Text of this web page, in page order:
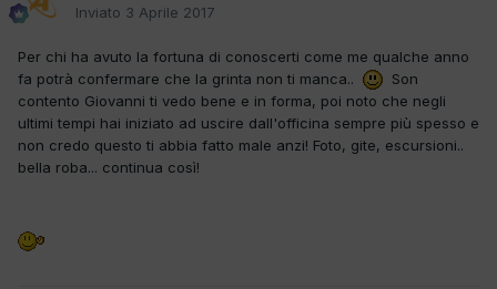
Inviato 3 Aprile 2017
Per chi ha avuto la fortuna di conoscerti come me qualche anno
fa potrà confermare che la grinta non ti manca..
Son
contento Giovanni ti vedo bene e in forma, poi noto che negli
ultimi tempi hai iniziato ad uscire dall'officina sempre più spesso e
non credo questo ti abbia fatto male anzi! Foto, gite, escursioni..
bella roba... continua così!